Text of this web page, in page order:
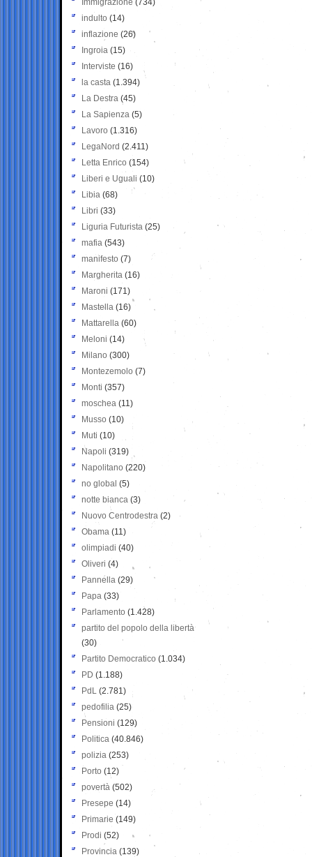
Immigrazione (734)
indulto (14)
inflazione (26)
Ingroia (15)
Interviste (16)
la casta (1.394)
La Destra (45)
La Sapienza (5)
Lavoro (1.316)
LegaNord (2.411)
Letta Enrico (154)
Liberi e Uguali (10)
Libia (68)
Libri (33)
Liguria Futurista (25)
mafia (543)
manifesto (7)
Margherita (16)
Maroni (171)
Mastella (16)
Mattarella (60)
Meloni (14)
Milano (300)
Montezemolo (7)
Monti (357)
moschea (11)
Musso (10)
Muti (10)
Napoli (319)
Napolitano (220)
no global (5)
notte bianca (3)
Nuovo Centrodestra (2)
Obama (11)
olimpiadi (40)
Oliveri (4)
Pannella (29)
Papa (33)
Parlamento (1.428)
partito del popolo della libertà
(30)
Partito Democratico (1.034)
PD (1.188)
PdL (2.781)
pedofilia (25)
Pensioni (129)
Politica (40.846)
polizia (253)
Porto (12)
povertà (502)
Presepe (14)
Primarie (149)
Prodi (52)
Provincia (139)